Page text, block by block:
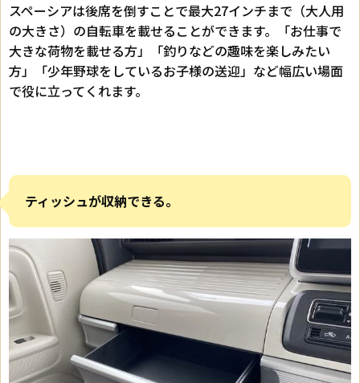
スペーシアは後席を倒すことで最大27インチまで（大人用
の大きさ）の自転車を載せることができます。「お仕事で
大きな荷物を載せる方」「釣りなどの趣味を楽しみたい
方」「少年野球をしているお子様の送迎」など幅広い場面
で役に立ってくれます。
ティッシュが収納できる。